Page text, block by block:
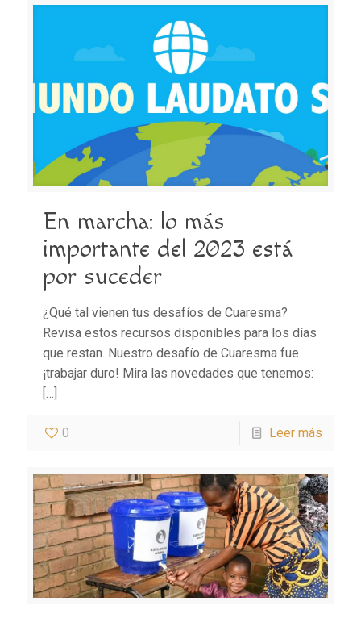
En marcha: lo más
importante del 2023 está
por suceder
¿Qué tal vienen tus desafíos de Cuaresma?
Revisa estos recursos disponibles para los días
que restan. Nuestro desafío de Cuaresma fue
¡trabajar duro! Mira las novedades que tenemos:
[…]
0 Leer más